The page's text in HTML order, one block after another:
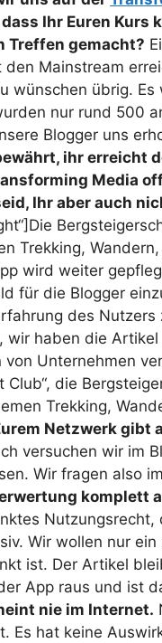
Ihr Euren
Treffen gemacht?
Mainstream
wünschen übrig.
nur rund 500
Blogger uns
ihr erreicht
Media
Ihr aber auch
Trekking,
wird weiter
für die Blogger
des Nutzers
wir haben die
Unternehmen
Club“, die
Trekking,
Netzwerk
versuchen wir im
Wir fragen also
komplett
Wir wollen nur
ist. Der Artikel
App raus und ist
nie im Internet.
Es hat keine